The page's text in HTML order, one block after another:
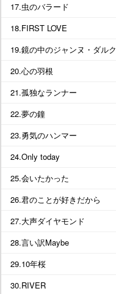
17.虫のバラード
18.FIRST LOVE
19.鏡の中のジャンヌ・ダルク
20.心の羽根
21.孤独なランナー
22.夢の鐘
23.勇気のハンマー
24.Only today
25.会いたかった
26.君のことが好きだから
27.大声ダイヤモンド
28.言い訳Maybe
29.10年桜
30.RIVER